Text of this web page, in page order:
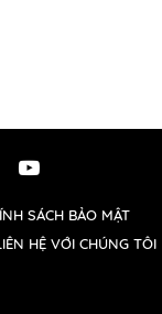
SÁCH BẢO MẬT
HỆ VỚI CHÚNG TÔI